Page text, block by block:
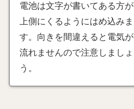
電池は文字が書いてある方が
上側にくるようにはめ込みま
す。向きを間違えると電気が
流れませんので注意しましょ
う。